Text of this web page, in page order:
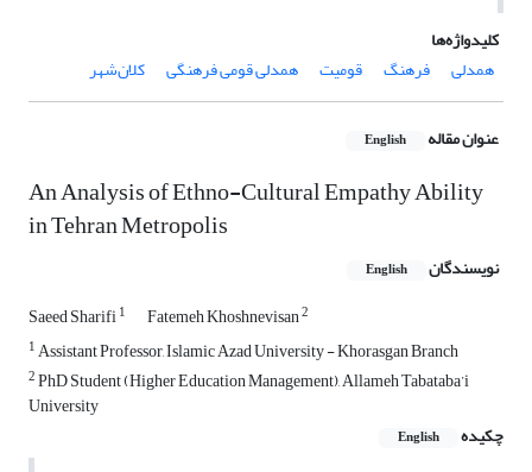
کلیدواژه‌ها
همدلی
فرهنگ قومیت همدلی قومی فرهنگی کلان‌شهر
عنوان مقاله English
An Analysis of Ethno-Cultural Empathy Ability
in Tehran Metropolis
نویسندگان English
Saeed Sharifi1 Fatemeh Khoshnevisan2
1Assistant Professor, Islamic Azad University - Khorasgan Branch
2PhD Student (Higher Education Management), Allameh Tabataba’i
University
چکیده
English